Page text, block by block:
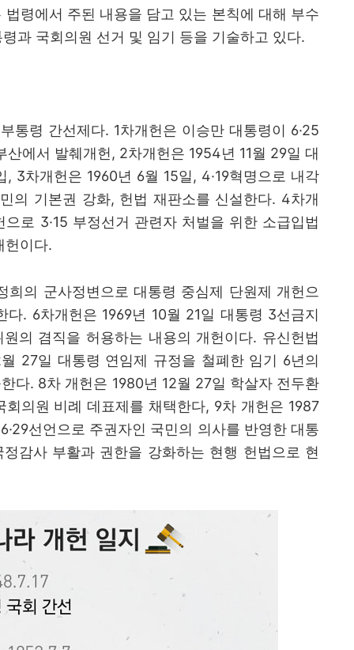
법령에서 주된 내용을 담고 있는 본칙에 대해 부수
과 국회의원 선거 및 임기 등을 기술하고 있다.
통령 간선제다. 1차개헌은 이승만 대통령이 6·25
산에서 발췌개헌 , 2차개헌은 1954년 11월 29일 대
, 3차개헌은 1960년 6월 15일 , 4·19혁명으로 내각
의 기본권 강화, 헌법 재판소를 신설한다. 4차개
으로 3·15 부정선거 관련자 처벌을 위한 소급입법
헌이다.
희의 군사정변으로 대통령 중심제 단원제 개헌으
다. 6차개헌은 1969년 10월 21일 대통령 3선금지
의 겸직을 허용하는 내용의 개헌이다. 유신헌법
월 27일 대통령 연임제 규정을 철폐한 임기 6년의
다. 8차 개헌은 1980년 12월 27일 학살자 전두환
회의원 비례 데표제를 채택한다, 9차 개헌은 1987
6·29선언으로 주권자인 국민의 의사를 반영한 대통
감사 부활과 권한을 강화하는 현행 헌법으로 현